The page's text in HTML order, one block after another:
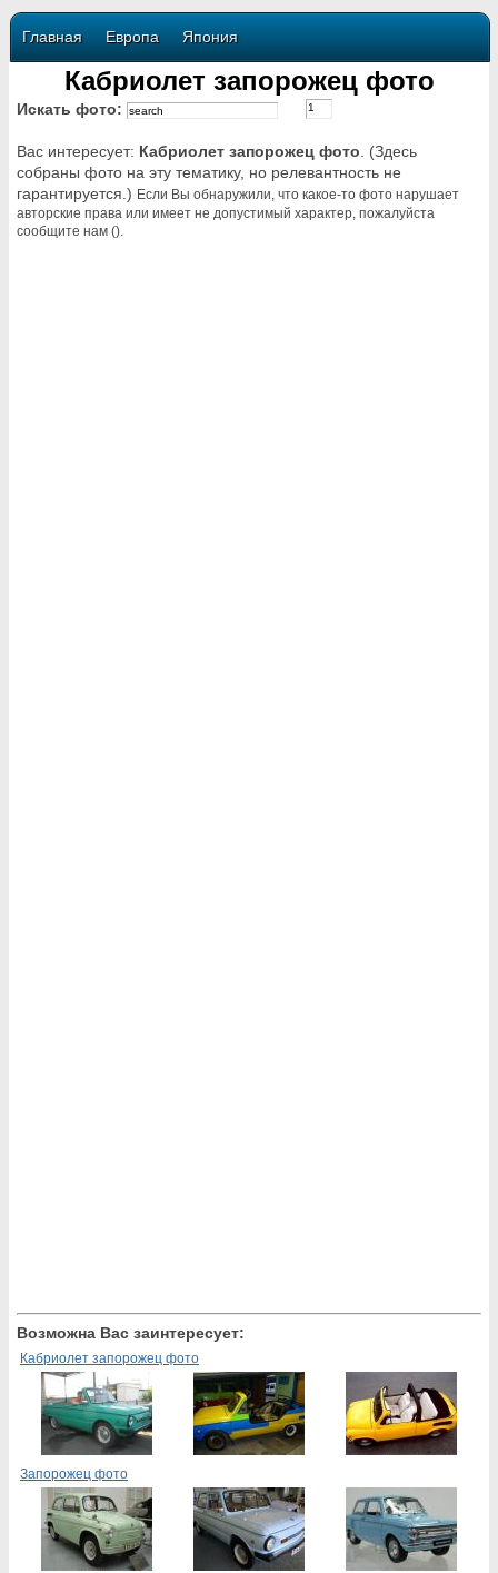
Главная Европа Япония
Кабриолет запорожец фото
Искать фото:
Вас интересует: Кабриолет запорожец фото . (Здесь
собраны фото на эту тематику, но релевантность не
гарантируется.) Если Вы обнаружили, что какое-то фото нарушает
авторские права или имеет не допустимый характер, пожалуйста
сообщите нам ().
Возможна Вас заинтересует:
Кабриолет запорожец фото
Запорожец фото